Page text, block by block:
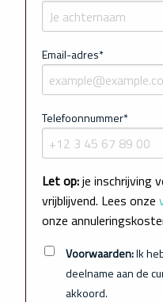
Email-adres*
Telefoonnummer*
Let op:je inschrijving
vrijblijvend. Lees onze
onze
Voorwaarden:Ik
deelname aan de
akkoord.